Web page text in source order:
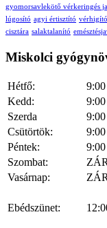
gyomorsavlekötő vérkeringés
lúgosító agyi értisztító vérhigító
cisztára salaktalanító
Miskolci
Hétfő:
Kedd:
Szerda
Csütörtök:
Péntek:
Szombat:
Vasárnap:
Ebédszünet: